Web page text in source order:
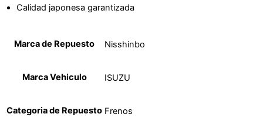
Calidad japonesa garantizada
Marca de Repuesto Nisshinbo
Marca Vehiculo ISUZU
Categoria de Repuesto Frenos